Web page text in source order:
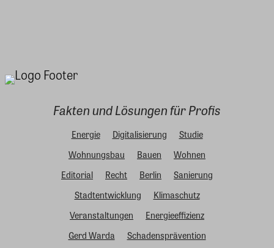
Fakten und Lösungen für Profis
Energie Digitalisierung
Studie
Wohnungsbau
Bauen
Wohnen
Editorial
Recht Berlin
Sanierung
Stadtentwicklung
Klimaschutz
Veranstaltungen
Energieeffizienz
Gerd Warda
Schadensprävention